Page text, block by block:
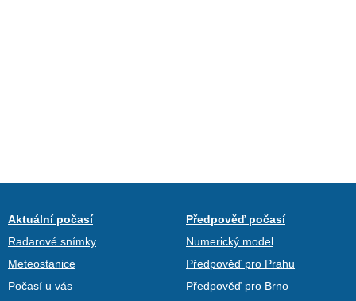
Aktuální počasí
Radarové snímky
Meteostanice
Počasí u vás
Předpověď počasí
Numerický model
Předpověď pro Prahu
Předpověď pro Brno